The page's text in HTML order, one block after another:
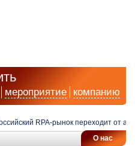
мероприятие компанию
RPA-рынок переходит от
О нас